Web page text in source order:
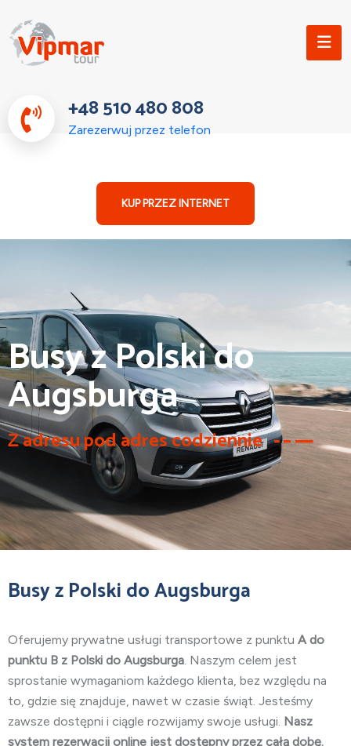
+48 510 480 808
Zarezerwuj przez telefon
KUP PRZEZ INTERNET
Busy z Polski do
Augsburga
Z adresu pod adres codziennie
Busy z Polski do Augsburga
Oferujemy prywatne usługi transportowe z punktu A do
punktu B z Polski do Augsburga. Naszym celem jest
sprostanie wymaganiom każdego klienta, bez względu na
to, gdzie się znajduje, nawet w czasie świąt. Jesteśmy
zawsze dostępni i ciągle rozwijamy swoje usługi. Nasz
system rezerwacji online jest dostępny przez całą dobę.